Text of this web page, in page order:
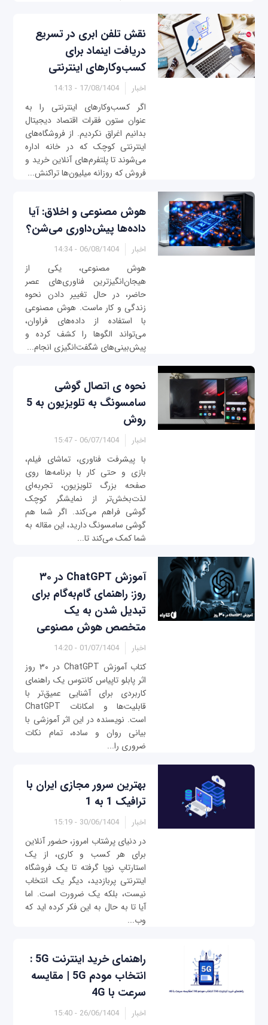
نقش تلفن ابری در تسریع
دریافت اینماد برای
کسب‌وکارهای اینترنتی
اخبار 17/08/1404 - 14:13
اگر کسب‌وکارهای اینترنتی را به
عنوان ستون فقرات اقتصاد دیجیتال
بدانیم اغراق نکردیم. از فروشگاه‌های
اینترنتی کوچک که در خانه اداره
می‌شوند تا پلتفرم‌های آنلاین خرید و
فروش که روزانه میلیون‌ها تراکنش...
هوش مصنوعی و اخلاق: آیا
داده‌ها پیش‌داوری می‌شن؟
اخبار 06/08/1404 - 14:34
هوش مصنوعی، یکی از
هیجان‌انگیزترین فناوری‌های عصر
حاضر، در حال تغییر دادن نحوه
زندگی و کار ماست. هوش مصنوعی
با استفاده از داده‌های فراوان،
می‌تواند الگوها را کشف کرده و
پیش‌بینی‌های شگفت‌انگیزی انجام...
نحوه ی اتصال گوشی
سامسونگ به تلویزیون به 5
روش
اخبار 06/07/1404 - 15:47
با پیشرفت فناوری، تماشای فیلم،
بازی و حتی کار با برنامه‌ها روی
صفحه بزرگ تلویزیون، تجربه‌ای
لذت‌بخش‌تر از نمایشگر کوچک
گوشی فراهم می‌کند. اگر شما هم
گوشی سامسونگ دارید، این مقاله به
شما کمک می‌کند تا...
آموزش ChatGPT در ۳۰
روز: راهنمای گام‌به‌گام برای
تبدیل شدن به یک
متخصص هوش مصنوعی
اخبار 01/07/1404 - 14:20
کتاب آموزش ChatGPT در ۳۰ روز
اثر پابلو تاپیاس کانتوس یک راهنمای
کاربردی برای آشنایی عمیق‌تر با
قابلیت‌ها و امکانات ChatGPT
است. نویسنده در این اثر آموزشی با
بیانی روان و ساده، تمام نکات
ضروری را...
بهترین سرور مجازی ایران با
ترافیک 1 به 1
اخبار 30/06/1404 - 15:19
در دنیای پرشتاب امروز، حضور آنلاین
برای هر کسب‌ و کاری، از یک
استارتاپ نوپا گرفته تا یک فروشگاه
اینترنتی پربازدید، دیگر یک انتخاب
نیست، بلکه یک ضرورت است. اما
آیا تا به حال به این فکر کرده‌ اید که
وب...
راهنمای خرید اینترنت 5G :
انتخاب مودم 5G | مقایسه
سرعت با 4G
اخبار 26/06/1404 - 15:40